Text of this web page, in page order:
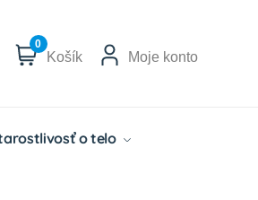
0
Košík Moje konto
o telo